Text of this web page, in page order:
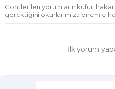
Gönderilen yorumların küfür,
gerektiğini okurlarımıza önemle
İlk yorum